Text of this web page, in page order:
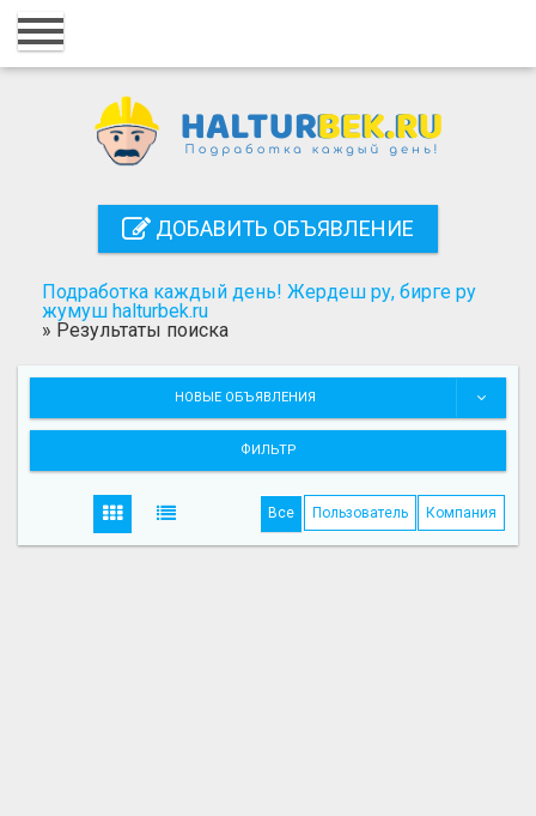
Главная
Регистрация
Поиск
ДОБАВИТЬ ОБЪЯВЛЕНИЕ
Подработка каждый день! Жердеш ру, бирге ру
жумуш halturbek.ru
» Результаты поиска
НОВЫЕ ОБЪЯВЛЕНИЯ
ФИЛЬТР
Все Пользователь Компания